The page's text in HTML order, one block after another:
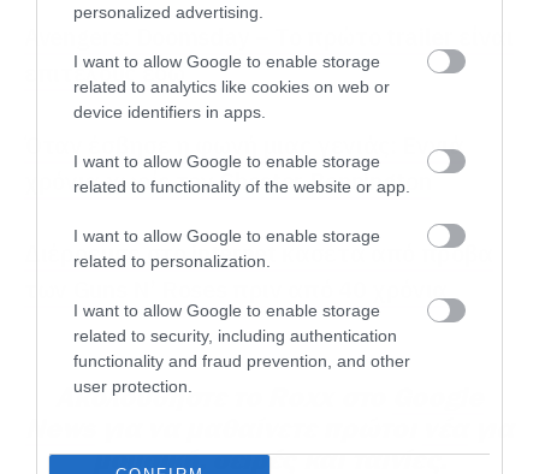
personalized advertising.
I want to allow Google to enable storage
related to analytics like cookies on web or
device identifiers in apps.
I want to allow Google to enable storage
related to functionality of the website or app.
I want to allow Google to enable storage
related to personalization.
I want to allow Google to enable storage
related to security, including authentication
functionality and fraud prevention, and other
user protection.
επιτέλους εδώ
Όταν έσβησε η φωνή μιας γενιάς: Εννιά
χρόνια χωρίς τον Chester Bennington
Διέρρευσε στο internet κασέτα από πρόβα
Ακολουθήστε το Roxx στο
μουσική, σειρές και ταινίες.